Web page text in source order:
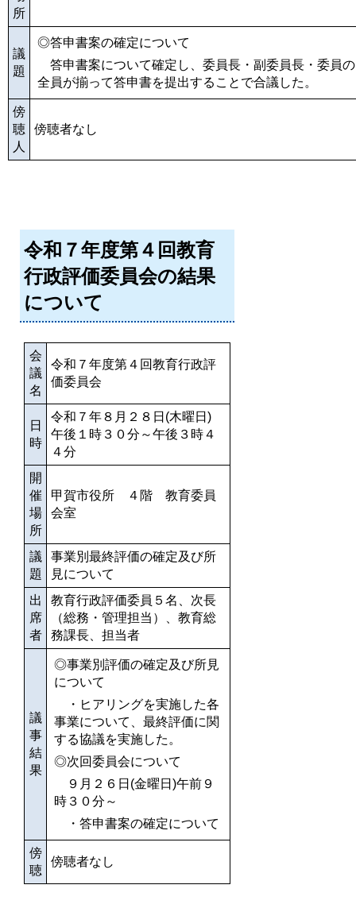
所
議
題
◎答申書案の確定について
答申書案について確定し、委員長・副委員長・委員の
全員が揃って答申書を提出することで合議した。
傍
聴
人
傍聴者なし
令和７年度第４回教育
行政評価委員会の結果
について
会
議
名
令和７年度第４回教育行政評
価委員会
日
時
令和７年８月２８日(木曜日)
午後１時３０分～午後３時４
４分
開
催
場
所
甲賀市役所 ４階 教育委員
会室
議
題
事業別最終評価の確定及び所
見について
出
席
者
教育行政評価委員５名、次長
（総務・管理担当）、教育総
務課長、担当者
議
事
結
果
◎事業別評価の確定及び所見
について
・ ヒアリングを実施した各
事業について、最終評価に関
する協議を実施した。
◎次回委員会について
９月２６日(金曜日)午前９
時３０分～
・答申書案の確定について
傍
聴
傍聴者なし